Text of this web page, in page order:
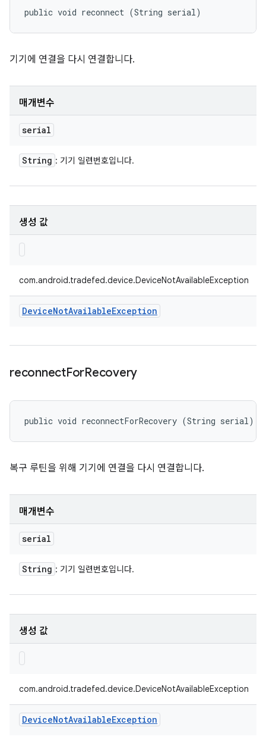
public void reconnect (String serial)
기기에 연결을 다시 연결합니다.
매개변수
serial
String : 기기 일련번호입니다.
생성 값
com.android.tradefed.device.DeviceNotAvailableException
DeviceNotAvailableException
reconnectForRecovery
public void reconnectForRecovery (String serial)
복구 루틴을 위해 기기에 연결을 다시 연결합니다.
매개변수
serial
String : 기기 일련번호입니다.
생성 값
com.android.tradefed.device.DeviceNotAvailableException
DeviceNotAvailableException